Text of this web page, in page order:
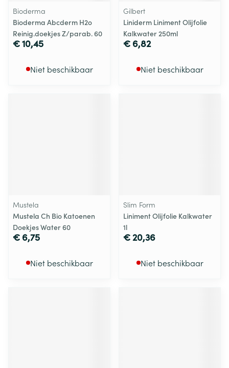
Bioderma
Bioderma Abcderm H2o
Reinig.doekjes Z/parab. 60
€ 10,45
Niet beschikbaar
Gilbert
Liniderm Liniment Olijfolie
Kalkwater 250ml
€ 6,82
Niet beschikbaar
Mustela
Mustela Ch Bio Katoenen
Doekjes Water 60
€ 6,75
Niet beschikbaar
Slim Form
Liniment Olijfolie Kalkwater
1l
€ 20,36
Niet beschikbaar